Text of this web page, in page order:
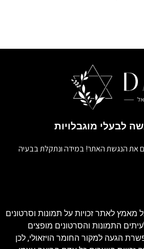
לבעלי מוגבלויות
את הנגשת האתר! במידה ונתקלת בבעיה
מאמץ לאתר זכויות על תמונות וסרטונים
התמונות והסרטונים מופצים
הגעה למקור החומר הויזאולי, לכן